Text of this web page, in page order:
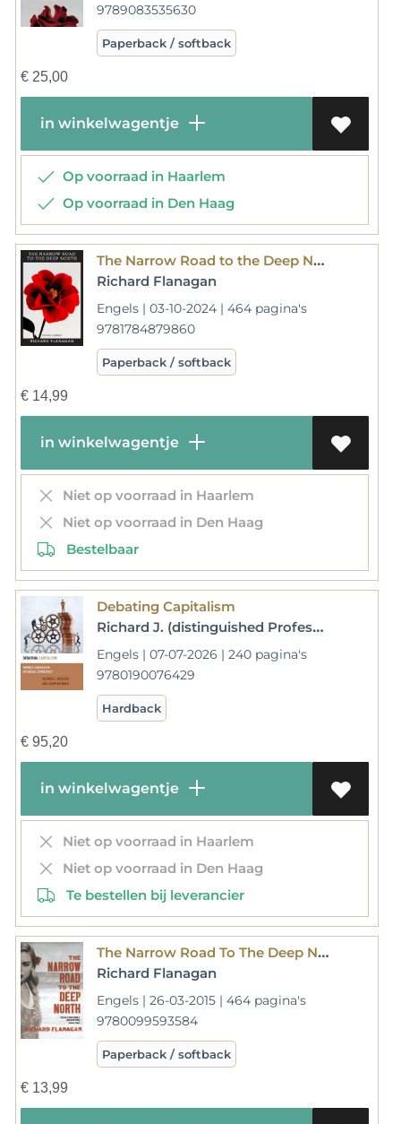
9789083535630
Paperback / softback
€25,00
in winkelwagentje
Op voorraad in Haarlem
Op voorraad in Den Haag
The Narrow Road to the Deep North
Richard Flanagan
Engels | 03-10-2024 | 464 pagina's
9781784879860
Paperback / softback
€14,99
in winkelwagentje
Niet op voorraad in Haarlem
Niet op voorraad in Den Haag
Bestelbaar
Debating Capitalism
Richard J. (distinguished Professor Arneson-Jason (robert J. And Elizabeth Flanagan Family Professor Of Strategy Brennan
Engels | 07-07-2026 | 240 pagina's
9780190076429
Hardback
€95,20
in winkelwagentje
Niet op voorraad in Haarlem
Niet op voorraad in Den Haag
Te bestellen bij leverancier
The Narrow Road To The Deep North
Richard Flanagan
Engels | 26-03-2015 | 464 pagina's
9780099593584
Paperback / softback
€13,99